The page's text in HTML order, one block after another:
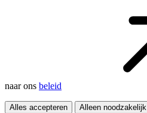
naar ons beleid
Alles accepteren Alleen noodzakelijk